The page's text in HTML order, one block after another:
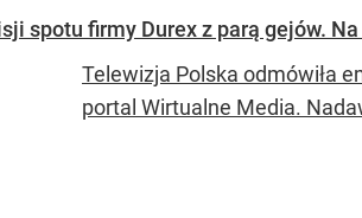
spotu firmy Durex z parą gejów. Na
Telewizja Polska odmówiła
portal Wirtualne Media.